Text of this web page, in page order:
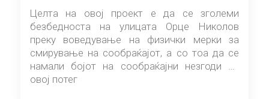
Целта на овој проект е да се зголеми
безбедноста на улицата Орце Николов
преку воведување на физички мерки за
смирување на сообраќајот, а со тоа да се
намали бојот на сообраќајни незгоди на
овој потег